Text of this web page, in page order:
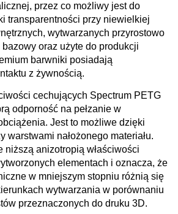
przez co możliwy jest do
transparentności przy niewielkiej
wytwarzanych przyrostowo
bazowy oraz użyte do produkcji
barwniki posiadają
z żywnością.
cechujących Spectrum PETG
odporność na pełzanie w
Jest to możliwe dzięki
warstwami nałożonego materiału.
niższą anizotropią właściwości
elementach i oznacza, że
w mniejszym stopniu różnią się
wytwarzania w porównaniu
przeznaczonych do druku 3D.